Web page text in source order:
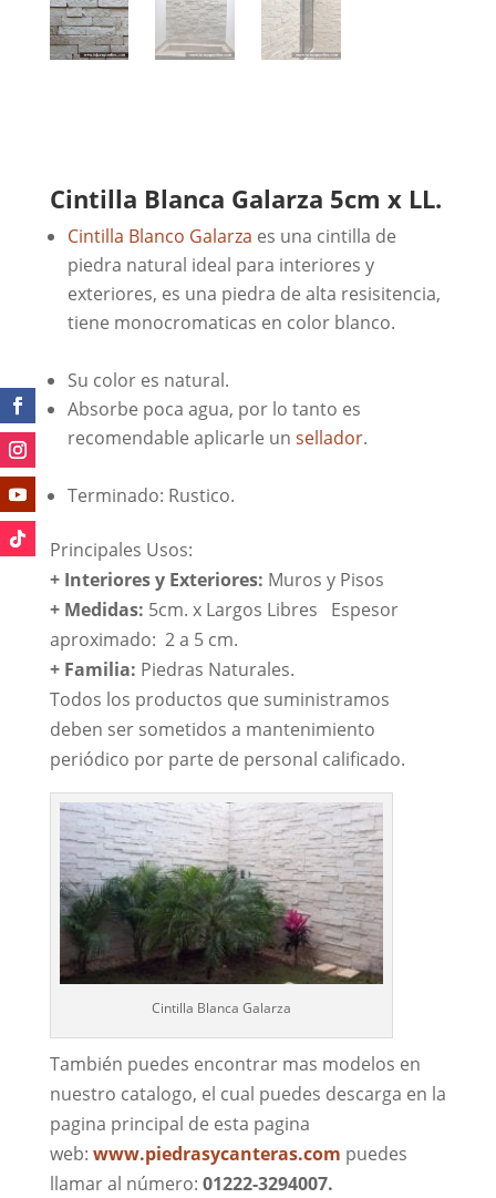
Cintilla Blanca Galarza 5cm x LL.
Cintilla Blanco Galarza es una cintilla de
piedra natural ideal para interiores y
exteriores, es una piedra de alta resisitencia,
tiene monocromaticas en color blanco.
Su color es natural.
Absorbe poca agua, por lo tanto es
recomendable aplicarle un sellador.
Terminado: Rustico.
Principales Usos:
+ Interiores y Exteriores: Muros y Pisos
+ Medidas: 5cm. x Largos Libres Espesor
aproximado: 2 a 5 cm.
+ Familia: Piedras Naturales.
Todos los productos que suministramos
deben ser sometidos a mantenimiento
periódico por parte de personal calificado.
Cintilla Blanca Galarza
También puedes encontrar mas modelos en
nuestro catalogo, el cual puedes descarga en la
pagina principal de esta pagina
web: www.piedrasycanteras.com puedes
llamar al número: 01222-3294007.